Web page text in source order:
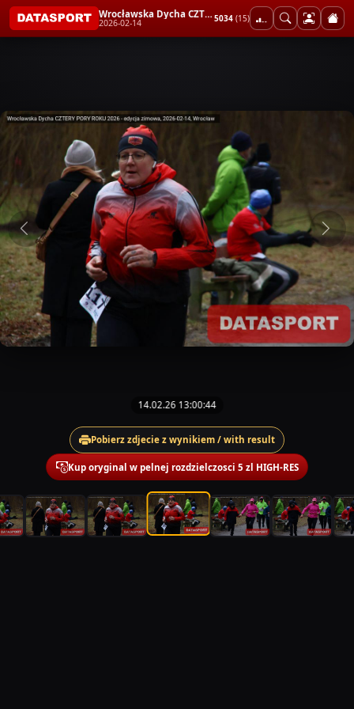
Wrocławska Dycha CZTERY PORY ROKU 2026 - edycja zimowa
2026-02-14 5034 (15)
14.02.26 13:00:44
Pobierz zdjecie z wynikiem / with result
Kup oryginal w pelnej rozdzielczosci 5 zl HIGH-RES